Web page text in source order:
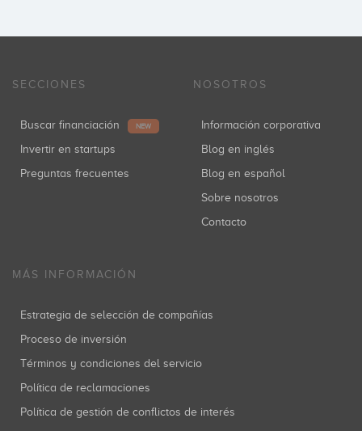
SECCIONES
Buscar financiación NEW
Invertir en startups
Preguntas frecuentes
NOSOTROS
Información corporativa
Blog en inglés
Blog en español
Sobre nosotros
Contacto
MÁS INFORMACIÓN
Estrategia de selección de compañías
Proceso de inversión
Términos y condiciones del servicio
Política de reclamaciones
Política de gestión de conflictos de interés